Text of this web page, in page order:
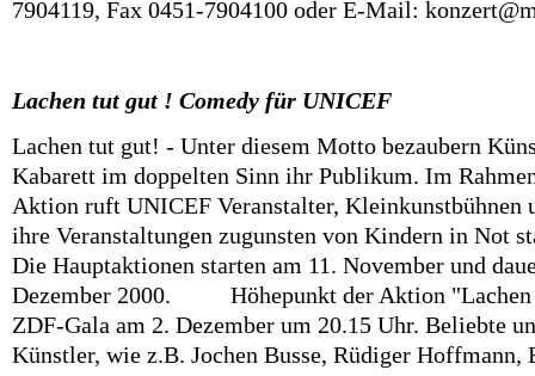
7904119, Fax 0451-7904100 oder E-Mail:
Lachen tut gut ! Comedy für UNICEF
Lachen tut gut! - Unter diesem Motto bezaubern
Kabarett im doppelten Sinn ihr Publikum. Im
Aktion ruft UNICEF Veranstalter, Kleinkunstbühnen
ihre Veranstaltungen zugunsten von Kindern in Not
Die Hauptaktionen starten am 11. November und
Dezember 2000. Höhepunkt der Aktion "Lachen
ZDF-Gala am 2. Dezember um 20.15 Uhr. Beliebte
Künstler, wie z.B. Jochen Busse, Rüdiger Hoffmann,